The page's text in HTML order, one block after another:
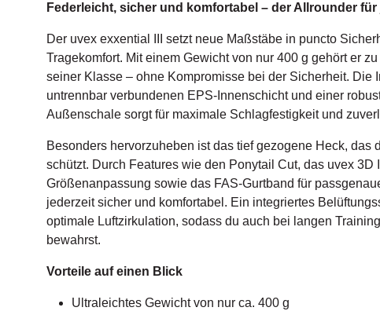
Federleicht, sicher und komfortabel – der Allrounder für
Der uvex exxential III setzt neue Maßstäbe in puncto
Tragekomfort. Mit einem Gewicht von nur 400 g gehört er
seiner Klasse – ohne Kompromisse bei der Sicherheit. Die
untrennbar verbundenen EPS-Innenschicht und einer
Außenschale sorgt für maximale Schlagfestigkeit und
Besonders hervorzuheben ist das tief gezogene Heck, das
schützt. Durch Features wie den Ponytail Cut, das uvex
Größenanpassung sowie das FAS-Gurtband für
jederzeit sicher und komfortabel. Ein integriertes
optimale Luftzirkulation, sodass du auch bei langen
bewahrst.
Vorteile auf einen Blick
Ultraleichtes Gewicht von nur ca. 400 g